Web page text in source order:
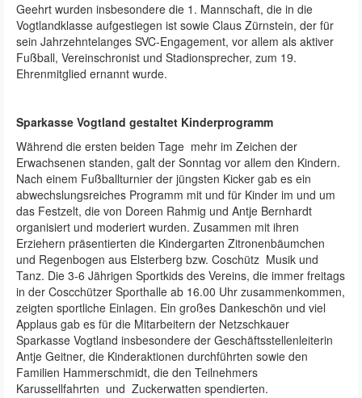
Geehrt wurden insbesondere die 1. Mannschaft, die in die
Vogtlandklasse aufgestiegen ist sowie Claus Zürnstein, der für
sein Jahrzehntelanges SVC-Engagement, vor allem als aktiver
Fußball, Vereinschronist und Stadionsprecher, zum 19.
Ehrenmitglied ernannt wurde.
Sparkasse Vogtland gestaltet Kinderprogramm
Während die ersten beiden Tage mehr im Zeichen der
Erwachsenen standen, galt der Sonntag vor allem den Kindern.
Nach einem Fußballturnier der jüngsten Kicker gab es ein
abwechslungsreiches Programm mit und für Kinder im und um
das Festzelt, die von Doreen Rahmig und Antje Bernhardt
organisiert und moderiert wurden. Zusammen mit ihren
Erziehern präsentierten die Kindergarten Zitronenbäumchen
und Regenbogen aus Elsterberg bzw. Coschütz Musik und
Tanz. Die 3-6 Jährigen Sportkids des Vereins, die immer freitags
in der Coscchützer Sporthalle ab 16.00 Uhr zusammenkommen,
zeigten sportliche Einlagen. Ein großes Dankeschön und viel
Applaus gab es für die Mitarbeitern der Netzschkauer
Sparkasse Vogtland insbesondere der Geschäftsstellenleiterin
Antje Geitner, die Kinderaktionen durchführten sowie den
Familien Hammerschmidt, die den Teilnehmers
Karussellfahrten und Zuckerwatten spendierten.